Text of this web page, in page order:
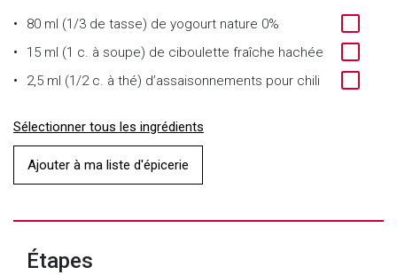
80 ml (1/3 de tasse) de yogourt nature 0%
15 ml (1 c. à soupe) de ciboulette fraîche hachée
2,5 ml (1/2 c. à thé) d’assaisonnements pour chili
Sélectionner tous les ingrédients
Ajouter à ma liste d'épicerie
Étapes